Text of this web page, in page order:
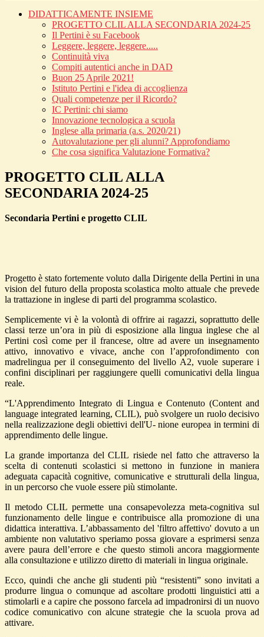
DIDATTICAMENTE INSIEME
PROGETTO CLIL ALLA SECONDARIA 2024-25
Il Pertini è su Facebook
Leggere, leggere, leggere.....
Continuità viva
Compiti autentici anche in DAD
Buon 25 Aprile 2021!
Istituto Pertini e l'idea di accoglienza
Quali competenze per il Ricordo?
IC Pertini: chi siamo
Innovazione tecnologica a scuola
Inglese alla primaria (a.s. 2020/21)
Autovalutazione per gli alunni? Approfondiamo
Che cosa significa Valutazione Formativa?
PROGETTO CLIL ALLA
SECONDARIA 2024-25
Secondaria Pertini e progetto CLIL
Progetto è stato fortemente voluto dalla Dirigente della Pertini in una
vision del futuro della proposta scolastica molto attuale che prevede
la trattazione in inglese di parti del programma scolastico.
Semplicemente vi è la volontà di offrire ai ragazzi, soprattutto delle
classi terze un’ora in più di esposizione alla lingua inglese che al
Pertini così come per il francese, oltre ad avere un insegnamento
attivo, innovativo e vivace, anche con l’approfondimento con
madrelingua per il conseguimento del livello A2, vuole superare i
confini disciplinari per raggiungere quelli comunicativi della lingua
reale.
“L'Apprendimento Integrato di Lingua e Contenuto (Content and
language integrated learning, CLIL), può svolgere un ruolo decisivo
nella realizzazione degli obiettivi dell'U- nione europea in termini di
apprendimento delle lingue.
La grande importanza del CLIL risiede nel fatto che attraverso la
scelta di contenuti scolastici si mettono in funzione in maniera
adeguata capacità cognitive, comunicative e strutturali della lingua,
in un percorso che vuole essere più stimolante.
Il metodo CLIL permette una consapevolezza meta-cognitiva sul
funzionamento dellelingue e contribuisce alla promozione di una
didattica interattiva. L’abbassamento del 'filtro affettivo' dovuto a un
ambiente non valutativo speriamo possa giovare a esprimersi senza
avere paura dell’errore e che questo stimoli ancora maggiormente
alla consultazione e utilizzo diretto di materiali in lingua originale.
Ecco, quindi che anche gli studenti più “resistenti” sono invitati a
produrre lingua o comunque ad ascoltare prodotti linguistici atti a
stimolarli e a capire che possono farcela ad impadronirsi di un nuovo
codice comunicativo con alcune strategie che la scuola prova ad
attivare.